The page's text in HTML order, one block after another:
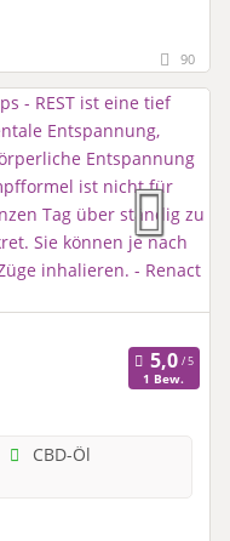
90
1 Bew.
CBD-Öl